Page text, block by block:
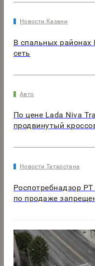
Новости Казани
В спальных
сеть
Авто
По цене Lada Niva
продвинутый
Новости Татарстана
Роспотребнадзор
по продаже